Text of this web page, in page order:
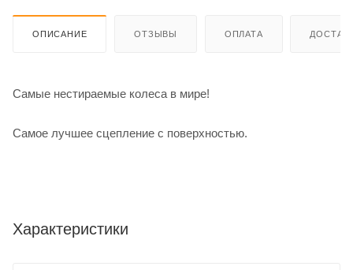
ОПИСАНИЕ ОТЗЫВЫ ОПЛАТА
Самые нестираемые колеса в мире!
Самое лучшее сцепление с поверхностью.
Характеристики